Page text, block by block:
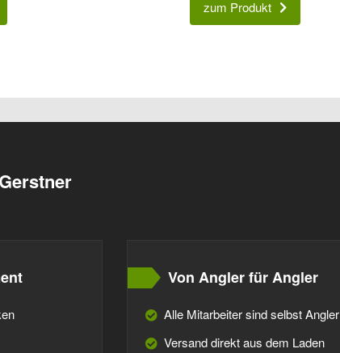
zum Produkt
Von Angler für Angler
Alle Mitarbeiter sind selbst Angler
Versand direkt aus dem Laden